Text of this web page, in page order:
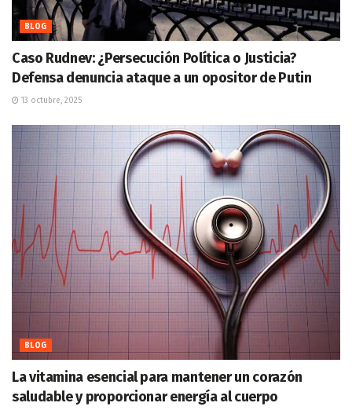
BLOG
Caso Rudnev: ¿Persecución Política o Justicia?
Defensa denuncia ataque a un opositor de Putin
13 octubre, 2025
BLOG
La vitamina esencial para mantener un corazón
saludable y proporcionar energía al cuerpo